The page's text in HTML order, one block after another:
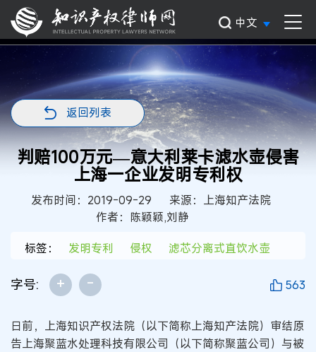
中文
返回列表
判赔100万元—意大利莱卡滤水壶侵害
上海一企业发明专利权
发布时间：2019-09-29
来源：上海知产法院
作者：陈颖颖,刘静
标签：
发明专利 侵权 滤芯分离式直饮水壶
字号: + - 563
日前，上海知识产权法院（以下简称上海知产法院）审结原
告上海聚蓝水处理科技有限公司（以下简称聚蓝公司）与被